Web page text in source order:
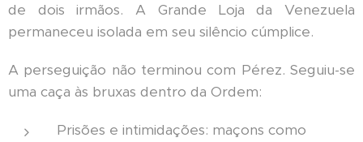
de dois irmãos. A Grande Loja da Venezuela
permaneceu isolada em seu silêncio cúmplice.
A perseguição não terminou com Pérez. Seguiu-se
uma caça às bruxas dentro da Ordem:
Prisões e intimidações: maçons como